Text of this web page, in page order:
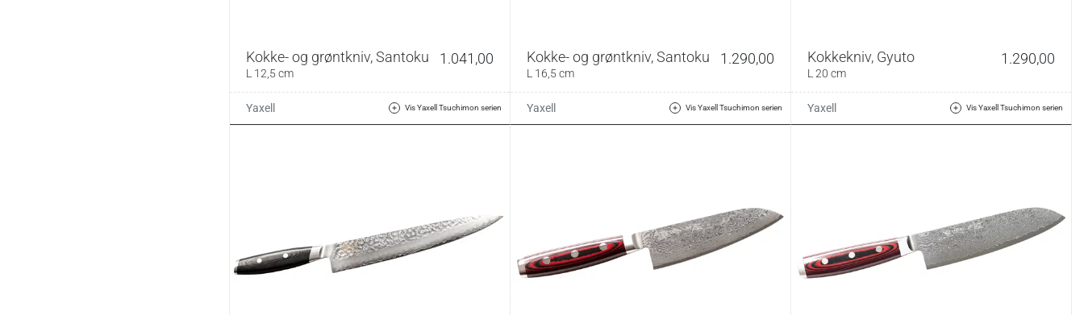
Kokke- og grøntkniv, Santoku
L 12,5 cm
1.041,00
Yaxell Vis Yaxell Tsuchimon serien
Kokke- og grøntkniv, Santoku
L 16,5 cm
1.290,00
Yaxell Vis Yaxell Tsuchimon serien
Kokkekniv, Gyuto
L 20 cm
1.290,00
Yaxell Vis Yaxell Tsuchimon serien